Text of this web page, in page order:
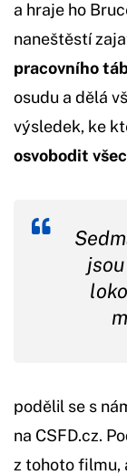
a hraje ho
naneštěstí
pracovního
osudu a dělá
výsledek, ke
osvobodit
podělil se s
na CSFD.cz.
z tohoto filmu,